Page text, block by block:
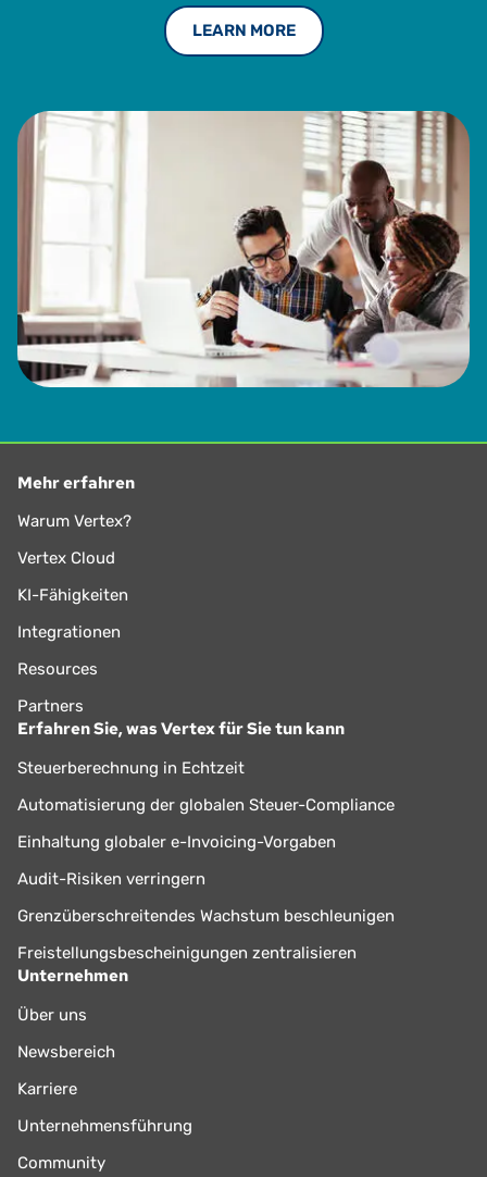
Institute in Florenz sowie das Executive Certificate in
Economic Development von der Harvard Kennedy School
einen Bachelor-of-Law in Rechtswesen (mit
Auszeichnung), einen MA in rechtlichen und ethischen
Studien und einen Master of Law (mit Auszeichnung) in
internationalem Steuerrecht. Er hat außerdem einen
Doktortitel in internationalem Recht und Wirtschaftspolitik
und ist Certified Business Economist (NABE).
LEARN MORE
Mehr erfahren
Warum Vertex?
Vertex Cloud
KI-Fähigkeiten
Integrationen
Resources
Partners
Erfahren Sie, was Vertex für Sie tun kann
Steuerberechnung in Echtzeit
Automatisierung der globalen Steuer-Compliance
Einhaltung globaler e-Invoicing-Vorgaben
Audit-Risiken verringern
Grenzüberschreitendes Wachstum beschleunigen
Freistellungsbescheinigungen zentralisieren
Unternehmen
Über uns
Newsbereich
Karriere
Unternehmensführung
Community